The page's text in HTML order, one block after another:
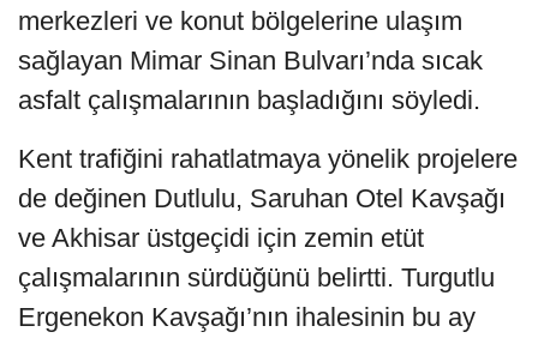
merkezleri ve konut bölgelerine ulaşım
sağlayan Mimar Sinan Bulvarı’nda sıcak
asfalt çalışmalarının başladığını söyledi.
Kent trafiğini rahatlatmaya yönelik projelere
de değinen Dutlulu, Saruhan Otel Kavşağı
ve Akhisar üstgeçidi için zemin etüt
çalışmalarının sürdüğünü belirtti. Turgutlu
Ergenekon Kavşağı’nın ihalesinin bu ay